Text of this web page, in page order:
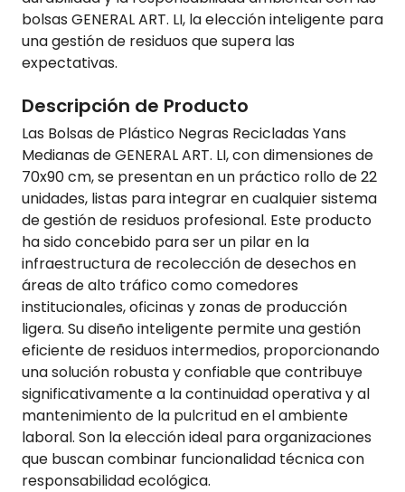
bolsas GENERAL ART. LI, la elección inteligente para
una gestión de residuos que supera las
expectativas.
Descripción de Producto
Las Bolsas de Plástico Negras Recicladas Yans
Medianas de GENERAL ART. LI, con dimensiones de
70x90 cm, se presentan en un práctico rollo de 22
unidades, listas para integrar en cualquier sistema
de gestión de residuos profesional. Este producto
ha sido concebido para ser un pilar en la
infraestructura de recolección de desechos en
áreas de alto tráfico como comedores
institucionales, oficinas y zonas de producción
ligera. Su diseño inteligente permite una gestión
eficiente de residuos intermedios, proporcionando
una solución robusta y confiable que contribuye
significativamente a la continuidad operativa y al
mantenimiento de la pulcritud en el ambiente
laboral. Son la elección ideal para organizaciones
que buscan combinar funcionalidad técnica con
responsabilidad ecológica.